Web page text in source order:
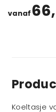
vanaf
Koeltasje